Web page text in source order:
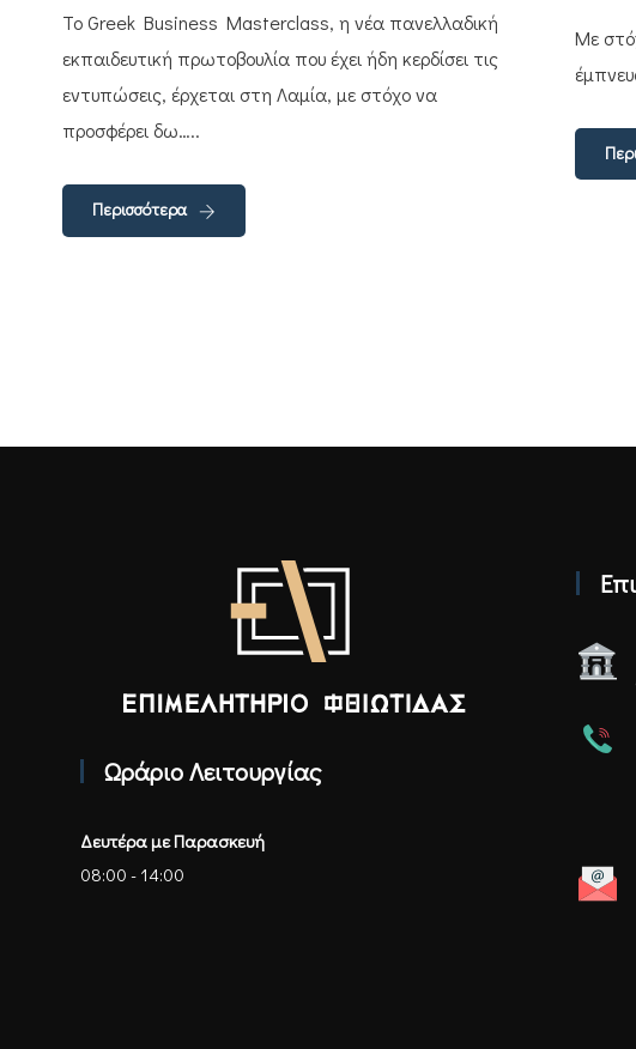
Το Greek Business Masterclass, η νέα πανελλαδική
εκπαιδευτική πρωτοβουλία που έχει ήδη κερδίσει τις
εντυπώσεις, έρχεται στη Λαμία, με στόχο να
προσφέρει δω…..
Περισσότερα
Με
Ωράριο Λειτουργίας
Δευτέρα με Παρασκευή
08:00 - 14:00